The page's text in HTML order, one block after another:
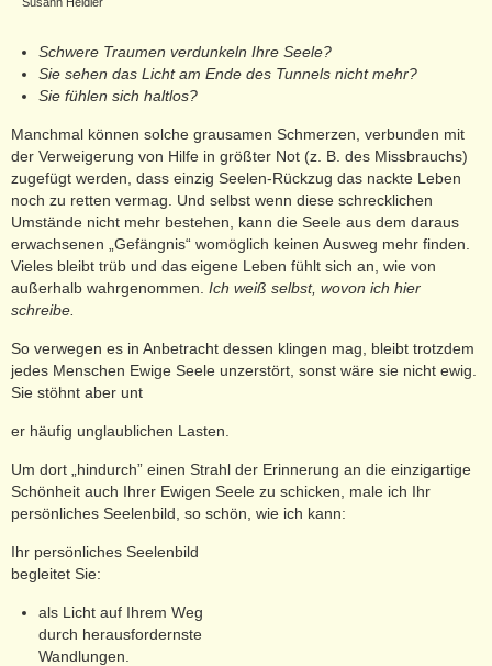
Schwere Traumen verdunkeln Ihre Seele?
Sie sehen das Licht am Ende des Tunnels nicht mehr?
Sie fühlen sich haltlos?
Manchmal können solche grausamen Schmerzen, verbunden mit
der Verweigerung von Hilfe in größter Not (z. B. des Missbrauchs)
zugefügt werden, dass einzig Seelen-Rückzug das nackte Leben
noch zu retten vermag. Und selbst wenn diese schrecklichen
Umstände nicht mehr bestehen, kann die Seele aus dem daraus
erwachsenen „Gefängnis“ womöglich keinen Ausweg mehr finden.
Vieles bleibt trüb und das eigene Leben fühlt sich an, wie von
außerhalb wahrgenommen. Ich weiß selbst, wovon ich hier
schreibe.
So verwegen es in Anbetracht dessen klingen mag, bleibt trotzdem
jedes Menschen Ewige Seele unzerstört, sonst wäre sie nicht ewig.
Sie stöhnt aber unt
er häufig unglaublichen Lasten.
Um dort „hindurch” einen Strahl der Erinnerung an die einzigartige
Schönheit auch Ihrer Ewigen Seele zu schicken, male ich Ihr
persönliches Seelenbild, so schön, wie ich kann:
Ihr persönliches Seelenbild
begleitet Sie:
als Licht auf Ihrem Weg
durch herausfordernste
Wandlungen.